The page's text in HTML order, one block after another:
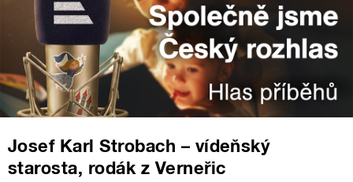
Josef Karl Strobach – vídeňský
starosta, rodák z Verneřic